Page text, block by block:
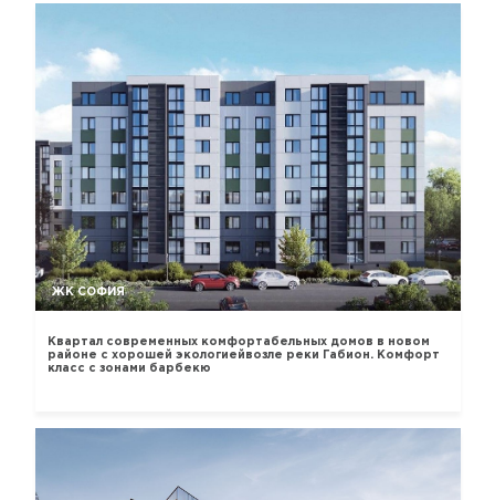
ЖК СОФИЯ
Квартал современных комфортабельных домов в новом
районе с хорошей экологиейвозле реки Габион. Комфорт
класс с зонами барбекю